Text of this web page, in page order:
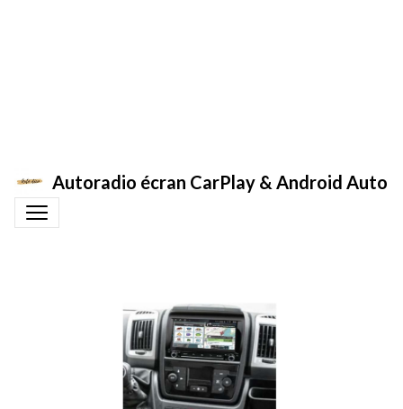
Autoradio écran CarPlay & Android Auto